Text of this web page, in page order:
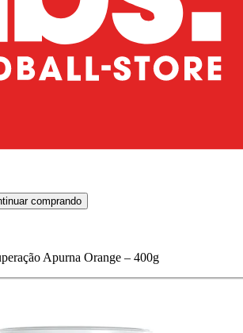
comprando
Apurna Orange – 400g